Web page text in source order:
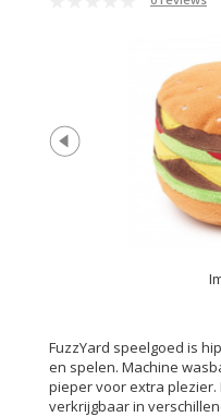
FuzzYard speelgoed is
en spelen. Machine
pieper voor extra
verkrijgbaar in